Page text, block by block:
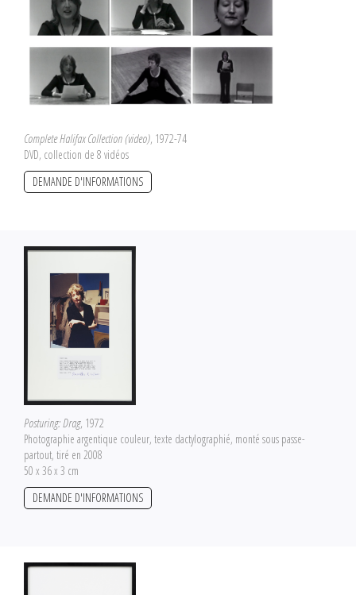
Complete Halifax Collection (video), 1972-74
DVD, collection de 8 vidéos
DEMANDE D'INFORMATIONS
Posturing: Drag, 1972
Photographie argentique couleur, texte dactylographié, monté sous passe-
partout, tiré en 2008
50 x 36 x 3 cm
DEMANDE D'INFORMATIONS